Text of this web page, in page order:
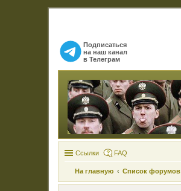
Подписаться
на наш канал
в Телеграм
Ссылки FAQ
На главную Список форумов